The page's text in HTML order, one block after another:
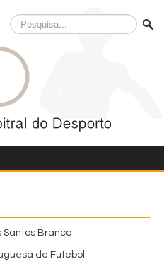
Pesquisa...
Santos Branco
de Futebol